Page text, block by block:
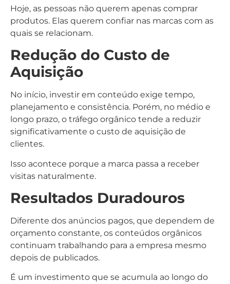
Hoje, as pessoas não querem apenas comprar
produtos. Elas querem confiar nas marcas com as
quais se relacionam.
Redução do Custo de
Aquisição
No início, investir em conteúdo exige tempo,
planejamento e consistência. Porém, no médio e
longo prazo, o tráfego orgânico tende a reduzir
significativamente o custo de aquisição de
clientes.
Isso acontece porque a marca passa a receber
visitas naturalmente.
Resultados Duradouros
Diferente dos anúncios pagos, que dependem de
orçamento constante, os conteúdos orgânicos
continuam trabalhando para a empresa mesmo
depois de publicados.
É um investimento que se acumula ao longo do